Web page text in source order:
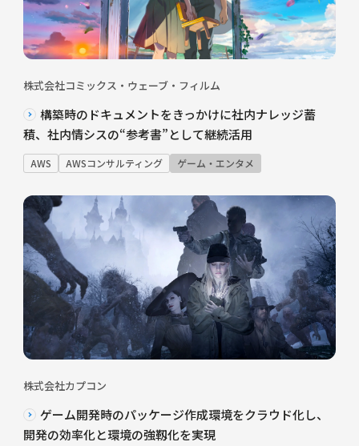
株式会社コミックス・ウェーブ・フィルム
構築時のドキュメントをきっかけに社内ナレッジ蓄
積、社内情シスの“参考書”として継続活用
AWS AWSコンサルティング ゲーム・エンタメ
株式会社カプコン
ゲーム開発時のパッケージ作成環境をクラウド化し、
開発の効率化と環境の強靱化を実現